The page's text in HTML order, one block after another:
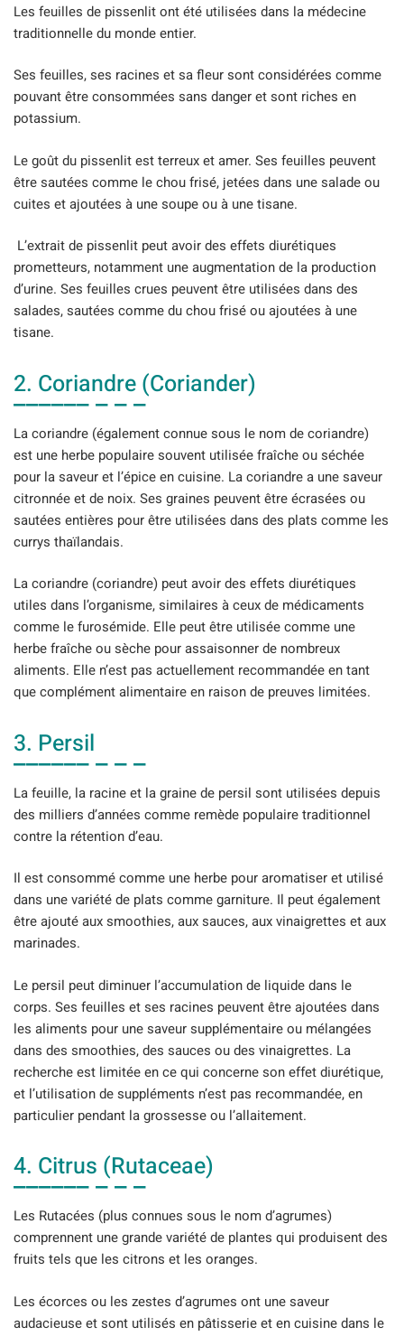
Les feuilles de pissenlit ont été utilisées dans la médecine
traditionnelle du monde entier.
Ses feuilles, ses racines et sa fleur sont considérées comme
pouvant être consommées sans danger et sont riches en
potassium.
Le goût du pissenlit est terreux et amer. Ses feuilles peuvent
être sautées comme le chou frisé, jetées dans une salade ou
cuites et ajoutées à une soupe ou à une tisane.
L’extrait de pissenlit peut avoir des effets diurétiques
prometteurs, notamment une augmentation de la production
d’urine. Ses feuilles crues peuvent être utilisées dans des
salades, sautées comme du chou frisé ou ajoutées à une
tisane.
2. Coriandre (Coriander)
La coriandre (également connue sous le nom de coriandre)
est une herbe populaire souvent utilisée fraîche ou séchée
pour la saveur et l’épice en cuisine. La coriandre a une saveur
citronnée et de noix. Ses graines peuvent être écrasées ou
sautées entières pour être utilisées dans des plats comme les
currys thaïlandais.
La coriandre (coriandre) peut avoir des effets diurétiques
utiles dans l’organisme, similaires à ceux de médicaments
comme le furosémide. Elle peut être utilisée comme une
herbe fraîche ou sèche pour assaisonner de nombreux
aliments. Elle n’est pas actuellement recommandée en tant
que complément alimentaire en raison de preuves limitées.
3. Persil
La feuille, la racine et la graine de persil sont utilisées depuis
des milliers d’années comme remède populaire traditionnel
contre la rétention d’eau.
Il est consommé comme une herbe pour aromatiser et utilisé
dans une variété de plats comme garniture. Il peut également
être ajouté aux smoothies, aux sauces, aux vinaigrettes et aux
marinades.
Le persil peut diminuer l’accumulation de liquide dans le
corps. Ses feuilles et ses racines peuvent être ajoutées dans
les aliments pour une saveur supplémentaire ou mélangées
dans des smoothies, des sauces ou des vinaigrettes. La
recherche est limitée en ce qui concerne son effet diurétique,
et l’utilisation de suppléments n’est pas recommandée, en
particulier pendant la grossesse ou l’allaitement.
4. Citrus (Rutaceae)
Les Rutacées (plus connues sous le nom d’agrumes)
comprennent une grande variété de plantes qui produisent des
fruits tels que les citrons et les oranges.
Les écorces ou les zestes d’agrumes ont une saveur
audacieuse et sont utilisés en pâtisserie et en cuisine dans le